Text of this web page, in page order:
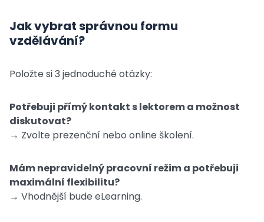
Jak vybrat správnou formu
vzdělávání?
Položte si 3 jednoduché otázky:
Potřebuji přímý kontakt s lektorem a možnost
diskutovat?
→ Zvolte prezenční nebo online školení.
Mám nepravidelný pracovní režim a potřebuji
maximální flexibilitu?
→ Vhodnější bude eLearning.